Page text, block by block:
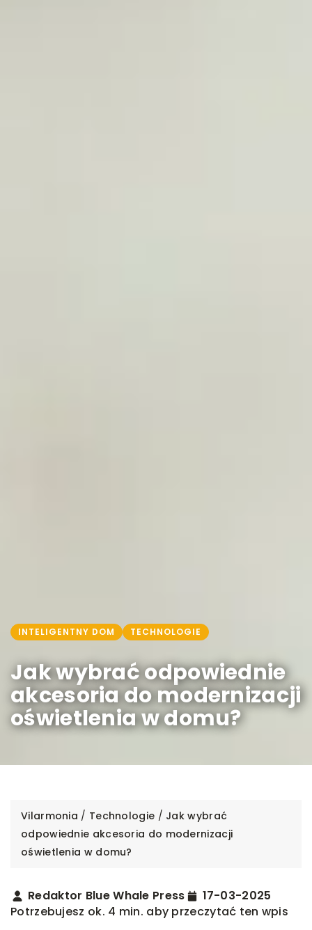
INTELIGENTNY DOM TECHNOLOGIE
Jak wybrać odpowiednie
akcesoria do modernizacji
oświetlenia w domu?
Vilarmonia / Technologie / Jak wybrać
odpowiednie akcesoria do modernizacji
oświetlenia w domu?
Redaktor Blue Whale Press
17-03-2025
Potrzebujesz ok. 4 min. aby przeczytać ten wpis